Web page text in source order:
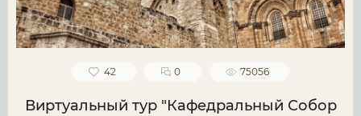
42 0 75056
Виртуальный тур "Кафедральный Собор